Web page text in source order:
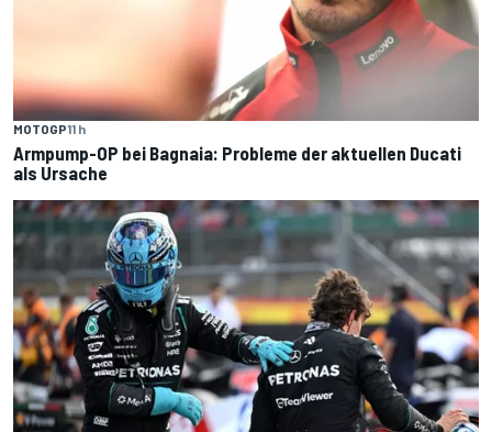
MOTOGP11 h
Armpump-OP bei Bagnaia: Probleme der aktuellen Ducati
als Ursache